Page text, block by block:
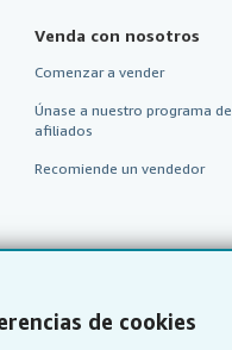
de cookies
Venda con nosotros
Comenzar a vender
Únase a nuestro programa de
afiliados
Recomiende un vendedor